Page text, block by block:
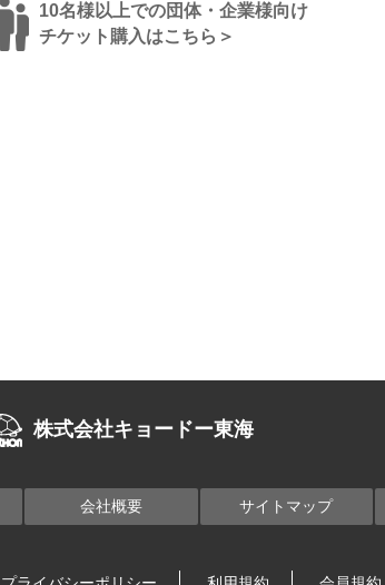
10名様以上での団体・企業様向け
チケット購入はこちら＞
株式会社キョードー東海
会社概要 サイトマップ